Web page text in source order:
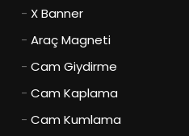
- X Banner
-Araç Magneti
-Cam Giydirme
-Cam Kaplama
-Cam Kumlama